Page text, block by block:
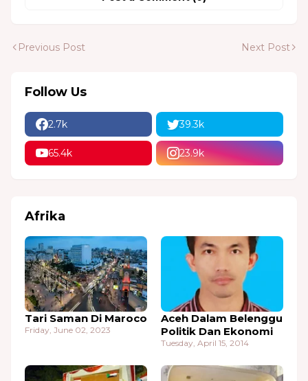
Previous Post Next Post
Follow Us
2.7k 39.3k
65.4k 23.9k
Afrika
Tari Saman Di Maroco
Friday, June 02, 2023
Aceh Dalam Belenggu
Politik Dan Ekonomi
Tuesday, April 15, 2014